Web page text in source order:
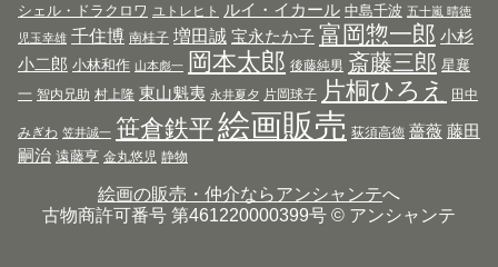
シェル・ドラクロワ ユトレヒト ルイ・イカール 中島千波 五十嵐 晴徳
児玉幸雄 千住博 南桂子 増田誠 宝永たか子 富岡惣一郎 小杉
小二郎 小林和作 山本彪一 岡本太郎 後藤純男 斎藤三郎 星襄
一 智内兄助 村上隆 東山魁夷 永井夏夕 片岡球子 片桐ひろえ 田中
みぎわ 笠井誠一 笹倉鉄平 絵画販売 荻須高徳 薔薇 藤田
嗣治 遠藤亨 金丸悠児 静物
絵画の販売・仲介ならアンシャンテへ
古物商許可番号 第461220000399号 © アンシャンテ